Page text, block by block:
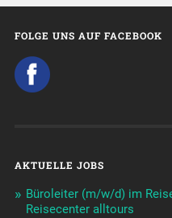
FOLGE UNS AUF FACEBOOK
AKTUELLE JOBS
Büroleiter (m/w/d) im
Reisecenter alltours